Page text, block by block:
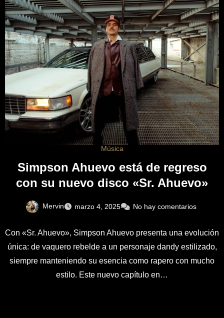
Música
Simpson Ahuevo está de regreso
con su nuevo disco «Sr. Ahuevo»
Mervin marzo 4, 2025 No hay comentarios
Con «Sr. Ahuevo», Simpson Ahuevo presenta una evolución
única: de vaquero rebelde a un personaje dandy estilizado,
siempre manteniendo su esencia como rapero con mucho
estilo. Este nuevo capítulo en…